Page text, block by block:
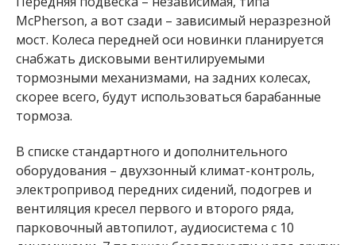
McPherson, а вот сзади – зависимый неразрезной
мост. Колеса передней оси новинки планируется
снабжать дисковыми вентилируемыми
тормозными механизмами, на задних колесах,
скорее всего, будут использоваться барабанные
тормоза.
В списке стандартного и дополнительного
оборудования – двухзонный климат-контроль,
электропривод передних сидений, подогрев и
вентиляция кресел первого и второго ряда,
парковочный автопилот, аудиосистема с 10